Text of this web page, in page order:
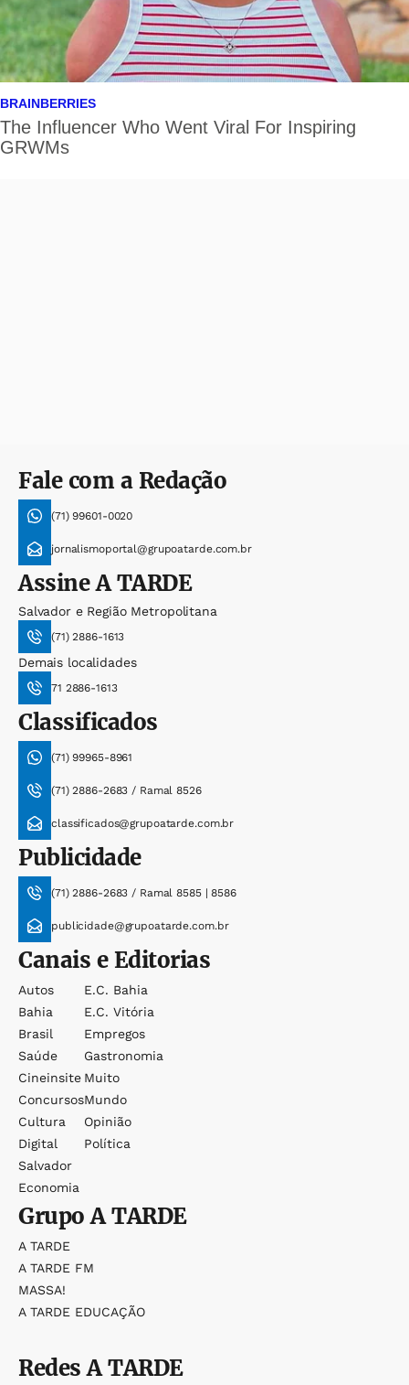
Fale com a Redação
(71) 99601-0020
jornalismoportal@grupoatarde.com.br
AssineA TARDE
Salvador e Região Metropolitana
(71) 2886-1613
Demais localidades
71 2886-1613
Classificados
(71) 99965-8961
(71) 2886-2683 / Ramal 8526
classificados@grupoatarde.com.br
Publicidade
(71) 2886-2683 / Ramal 8585 | 8586
publicidade@grupoatarde.com.br
Canais e Editorias
Autos
Bahia
Brasil
Saúde
Cineinsite
Concursos
Cultura
Digital
Salvador
Economia
E.c. Bahia
E.c. Vitória
Empregos
Gastronomia
Muito
Mundo
Opinião
Política
GrupoA TARDE
A TARDE
A TARDE FM
MASSA!
A TARDE EDUCAÇÃO
RedesA TARDE